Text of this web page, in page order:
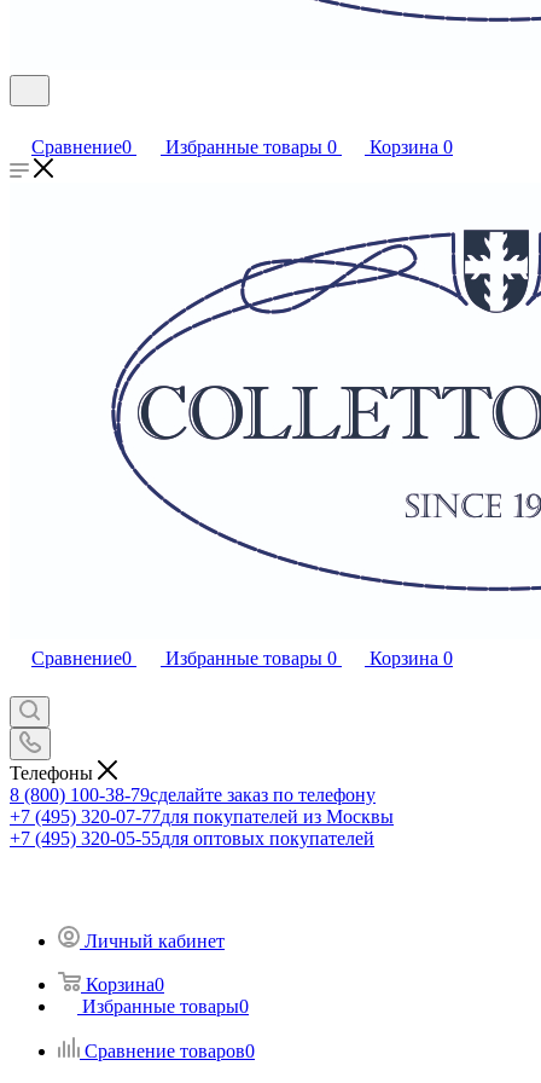
Сравнение0 Избранные товары 0 Корзина 0
Сравнение0 Избранные товары 0 Корзина 0
Телефоны
8 (800) 100-38-79сделайте заказ по телефону
+7 (495) 320-07-77для покупателей из Москвы
+7 (495) 320-05-55для оптовых покупателей
Личный кабинет
Корзина0
Избранные товары0
Сравнение товаров0